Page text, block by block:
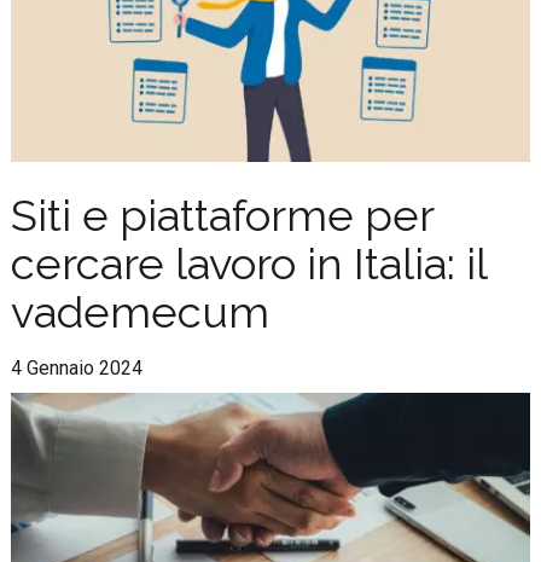
Siti e piattaforme per
cercare lavoro in Italia: il
vademecum
4 Gennaio 2024